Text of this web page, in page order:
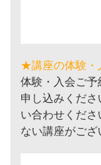
★講座の体験・
体験・入会ご予
申し込みくだ
い合わせくだ
ない講座がござ